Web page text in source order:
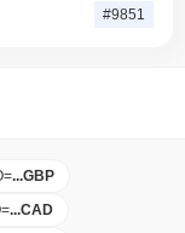
#9851
=...GBP
=...CAD